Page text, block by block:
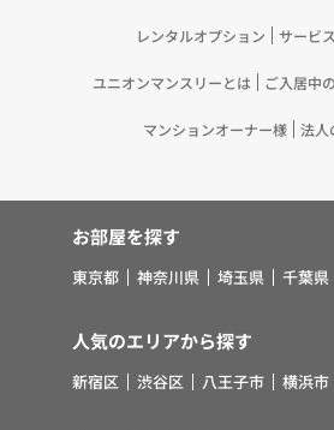
レンタルオプション サービ
ユニオンマンスリーとは ご入居中
マンションオーナー様 法人
お部屋を探す
東京都 神奈川県 埼玉県 千葉県
人気のエリアから探す
新宿区 渋谷区 八王子市 横浜市